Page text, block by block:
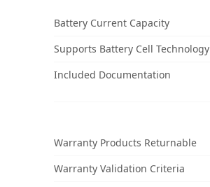
Battery Current Capacity
Supports Battery Cell Technology
Included Documentation
Warranty Products Returnable
Warranty Validation Criteria